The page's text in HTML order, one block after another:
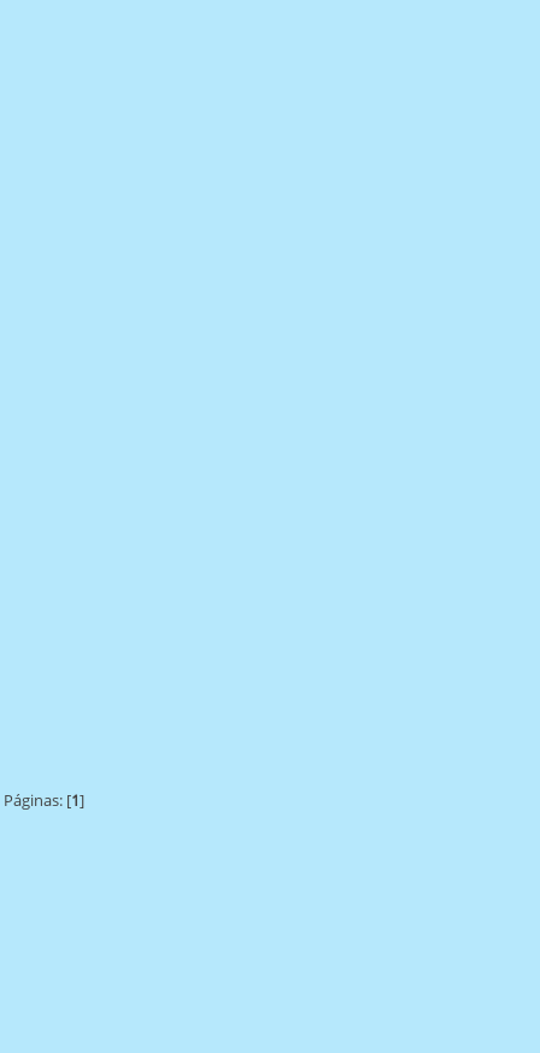
Páginas: [1]